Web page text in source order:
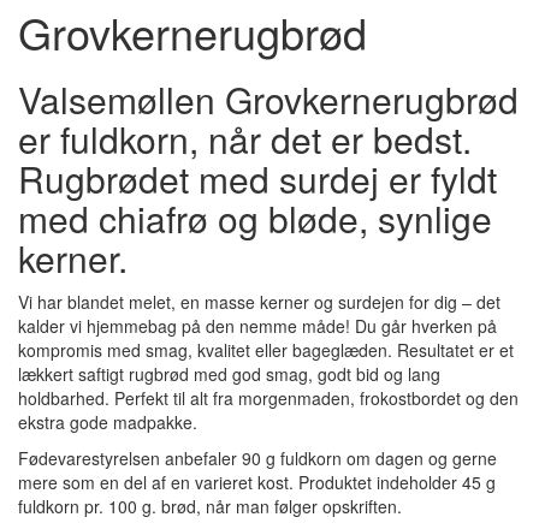
Grovkernerugbrød
Valsemøllen Grovkernerugbrød
er fuldkorn, når det er bedst.
Rugbrødet med surdej er fyldt
med chiafrø og bløde, synlige
kerner.
Vi har blandet melet, en masse kerner og surdejen for dig – det
kalder vi hjemmebag på den nemme måde! Du går hverken på
kompromis med smag, kvalitet eller bageglæden. Resultatet er et
lækkert saftigt rugbrød med god smag, godt bid og lang
holdbarhed. Perfekt til alt fra morgenmaden, frokostbordet og den
ekstra gode madpakke.
Fødevarestyrelsen anbefaler 90 g fuldkorn om dagen og gerne
mere som en del af en varieret kost. Produktet indeholder 45 g
fuldkorn pr. 100 g. brød, når man følger opskriften.